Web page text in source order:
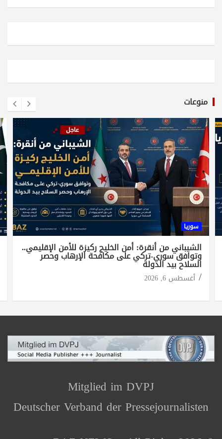
منوعات
سوريا
الشيباني من أنقرة: أمن الخليج ركيزة للأمن الإقليمي..
وتوافق سوري-تركي على مكافحة الإرهاب وحصر
السلاح بيد الدولة
أغسطس 6, 2026
Mitglied im DVPJ
Deutscher Verband der Pressejournalisten